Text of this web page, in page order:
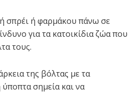
σπρέι ή φαρμάκου πάνω σε
για τα κατοικίδια ζώα που
τους.
της βόλτας με τα
σημεία και να